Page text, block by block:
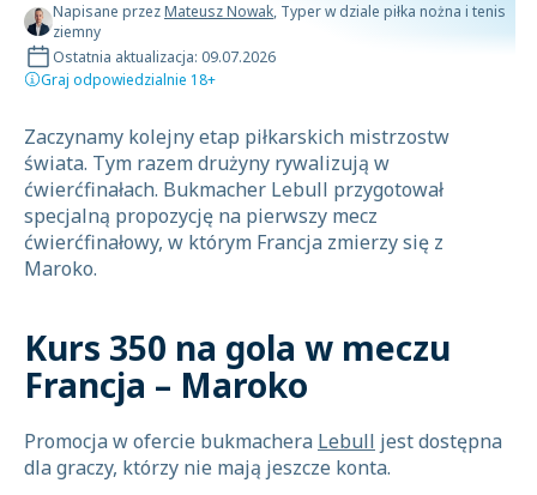
Napisane przezMateusz Nowak, Typer w dziale piłka nożna i tenis
ziemny
Ostatnia aktualizacja: 09.07.2026
Graj odpowiedzialnie 18+
Zaczynamy kolejny etap piłkarskich mistrzostw
świata. Tym razem drużyny rywalizują w
ćwierćfinałach. Bukmacher Lebull przygotował
specjalną propozycję na pierwszy mecz
ćwierćfinałowy, w którym Francja zmierzy się z
Maroko.
Kurs 350 na gola w meczu
Francja – Maroko
Promocja w ofercie bukmachera Lebull jest dostępna
dla graczy, którzy nie mają jeszcze konta.